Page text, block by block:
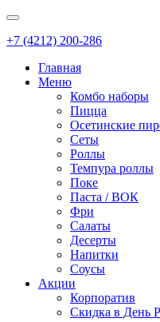
+7 (4212) 200-286
Главная
Меню
Комбо наборы
Пицца
Осетинские
Сеты
Роллы
Темпура роллы
Поке
Паста / ВОК
Фри
Салаты
Десерты
Напитки
Соусы
Акции
Корпоратив
Скидка в День